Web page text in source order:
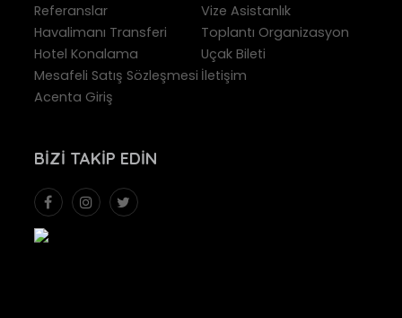
Referanslar
Vize Asistanlık
Havalimanı Transferi
Toplantı Organizasyon
Hotel Konalama
Uçak Bileti
Mesafeli Satış Sözleşmesi İletişim
Acenta Giriş
BIZI TAKIP EDIN